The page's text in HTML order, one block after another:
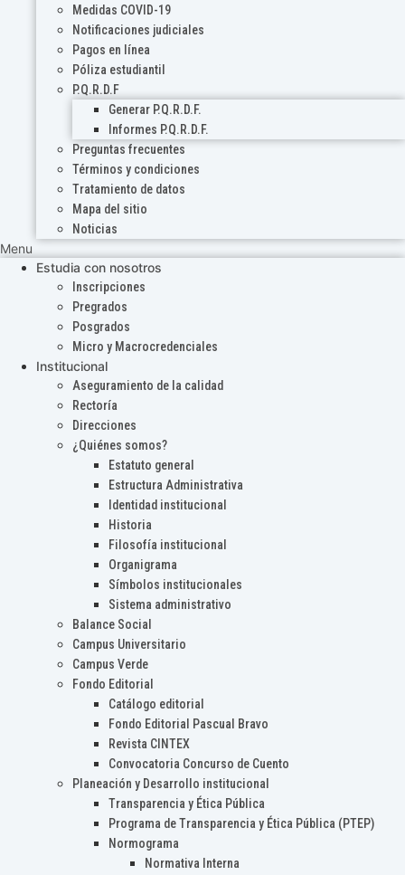
Medidas COVID-19
Notificaciones judiciales
Pagos en línea
Póliza estudiantil
P.Q.R.D.F
Generar P.Q.R.D.F.
Informes P.Q.R.D.F.
Preguntas frecuentes
Términos y condiciones
Tratamiento de datos
Mapa del sitio
Noticias
Menu
Estudia con nosotros
Inscripciones
Pregrados
Posgrados
Micro y Macrocredenciales
Institucional
Aseguramiento de la calidad
Rectoría
Direcciones
¿Quiénes somos?
Estatuto general
Estructura Administrativa
Identidad institucional
Historia
Filosofía institucional
Organigrama
Símbolos institucionales
Sistema administrativo
Balance Social
Campus Universitario
Campus Verde
Fondo Editorial
Catálogo editorial
Fondo Editorial Pascual Bravo
Revista CINTEX
Convocatoria Concurso de Cuento
Planeación y Desarrollo institucional
Transparencia y Ética Pública
Programa de Transparencia y Ética Pública (PTEP)
Normograma
Normativa Interna